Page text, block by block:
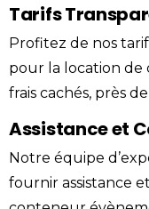
Tarifs
Profitez de nos
pour la location de
frais cachés, près
Assistance et
Notre équipe
fournir assistance